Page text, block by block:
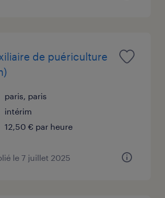
de puériculture
paris, paris
intérim
12,50 € par heure
le 7 juillet 2025